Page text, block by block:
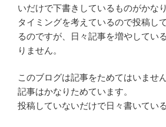
いだけで下書きしているものがかな
タイミングを考えているので投稿し
るのですが、日々記事を増やしてい
りません。
このブログは記事をためてはいませ
記事はかなりためています。
投稿していないだけで日々書いている